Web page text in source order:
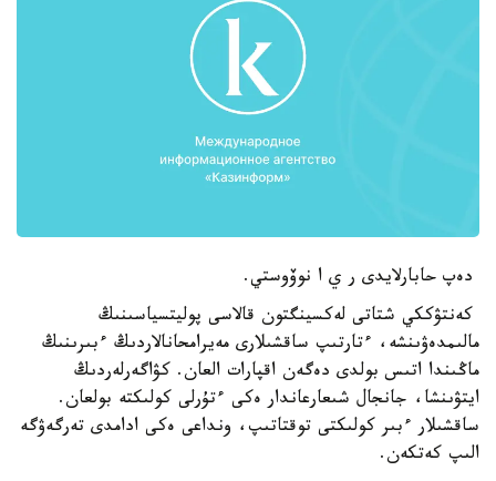
دەپ حابارلايدى ر ي ا نوۆوستي.
كەنتۋككي شتاتى لەكسينگتون قالاسى پوليتسياسىنىڭ
مالىمدەۋىنشە، ءتارتىپ ساقشىلارى مەيرامحانالاردىڭ ءبىرىنىڭ
ماڭىندا اتىس بولدى دەگەن اقپارات العان. كۋاگەرلەردىڭ
ايتۋىنشا، جانجال شىعارعاندار ەكى ءتۇرلى كولىكتە بولعان.
ساقشىلار ءبىر كولىكتى توقتاتىپ، ونداعى ەكى ادامدى تەرگەۋگە
الىپ كەتكەن.